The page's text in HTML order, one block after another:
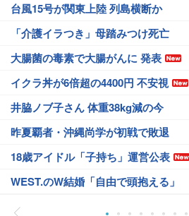
台風15号が関東上陸 列島横断か
「介護イラつき」母踏みつけ死亡
大腸菌の毒素で大腸がんに 発表
イクラ丼が6倍超の4400円 不安視
井脇ノブ子さん 体重38kg減の今
昨夏覇者・沖縄尚学が初戦で敗退
18歳アイドル「子持ち」運営公表
WEST.のW結婚「自由で頭抱える」